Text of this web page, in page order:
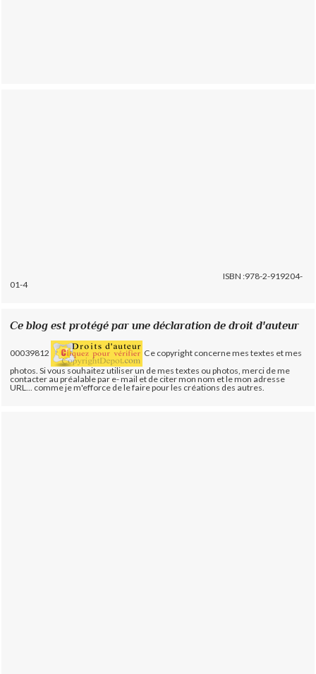
ISBN :978-2-919204-
01-4
Ce blog est protégé par une déclaration de droit d'auteur
00039812
Ce copyright concerne mes textes et mes
photos. Si vous souhaitez utiliser un de mes textes ou photos, merci de me
contacter au préalable par e- mail et de citer mon nom et le mon adresse
URL... comme je m'efforce de le faire pour les créations des autres.